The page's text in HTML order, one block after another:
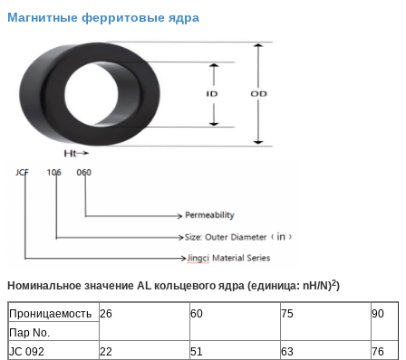
Магнитные ферритовые ядра
Номинальное значение AL кольцевого ядра (единица: nH/N)2)
Проницаемость 26 60 75
90
Пар No.
JC 092
22 51 63
76